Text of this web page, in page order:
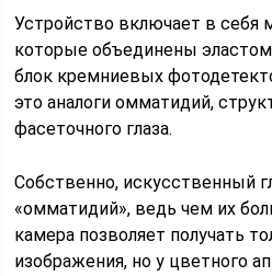
Устройство включает в себя
которые объединены
блок кремниевых
это аналоги омматидий,
фасеточного глаза.
Собственно, искусственный
«омматидий», ведь чем их
камера позволяет получать
изображения, но у цветного